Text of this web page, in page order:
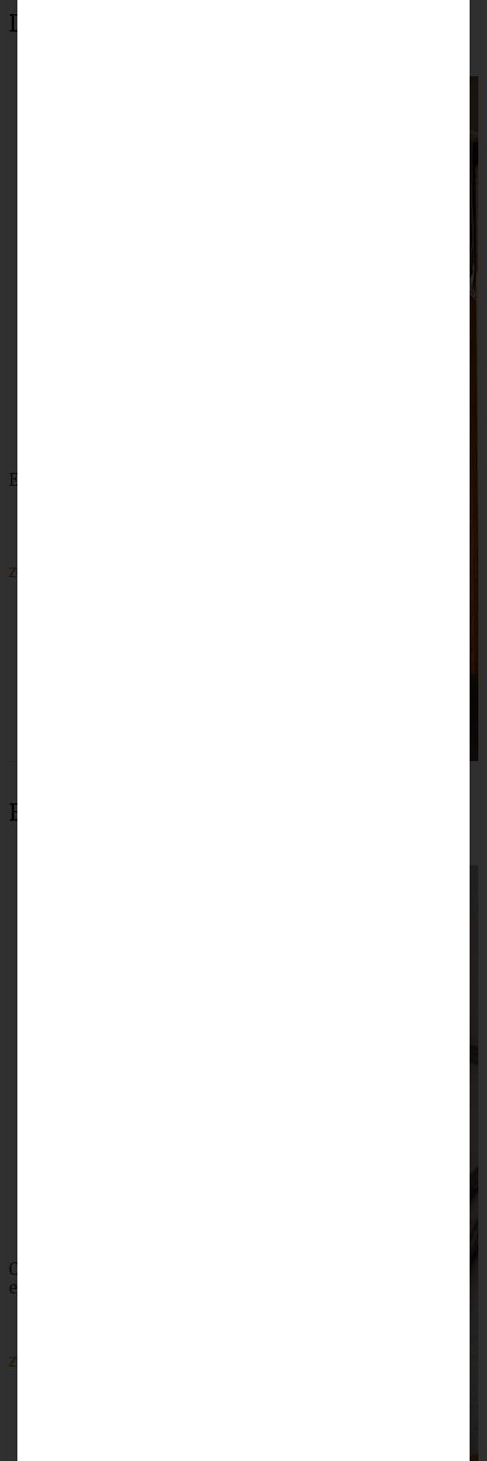
Das könnte auch interessant sein:
Eine Woche Workation im wunderschönen Südtirol
ZUM BEITRAG
Beliebteste Rezepte
Omas saftiger Zwetschgenkuchen mit Zimtkruste -
einfach und blitzschnell gebacken
ZUM BEITRAG